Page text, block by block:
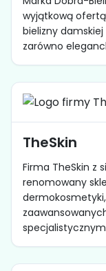
wyjątkową
bielizny
zarówno
TheSkin
Firma TheSkin z
renomowany